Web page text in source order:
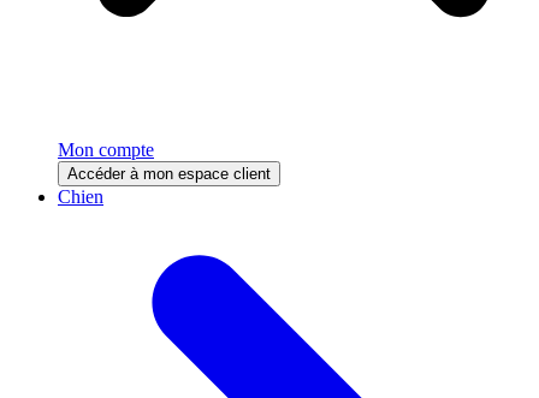
Mon compte
Accéder à mon espace client
Chien